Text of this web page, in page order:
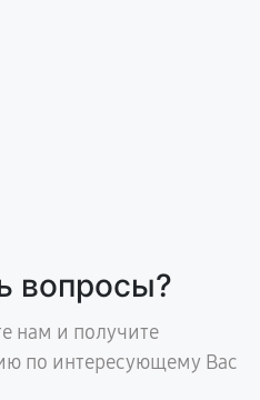
вопросы?
нам и получите
по интересующему Вас